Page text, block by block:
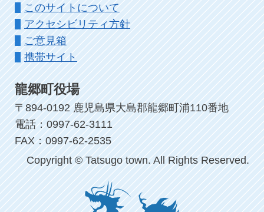
このサイトについて
アクセシビリティ方針
ご意見箱
携帯サイト
龍郷町役場
〒894-0192 鹿児島県大島郡龍郷町浦110番地
電話：0997-62-3111
FAX：0997-62-2535
Copyright © Tatsugo town. All Rights Reserved.